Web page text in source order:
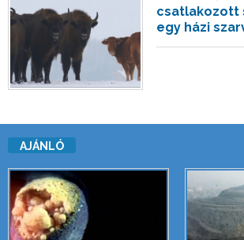
csatlakozott
egy házi
AJÁNLÓ